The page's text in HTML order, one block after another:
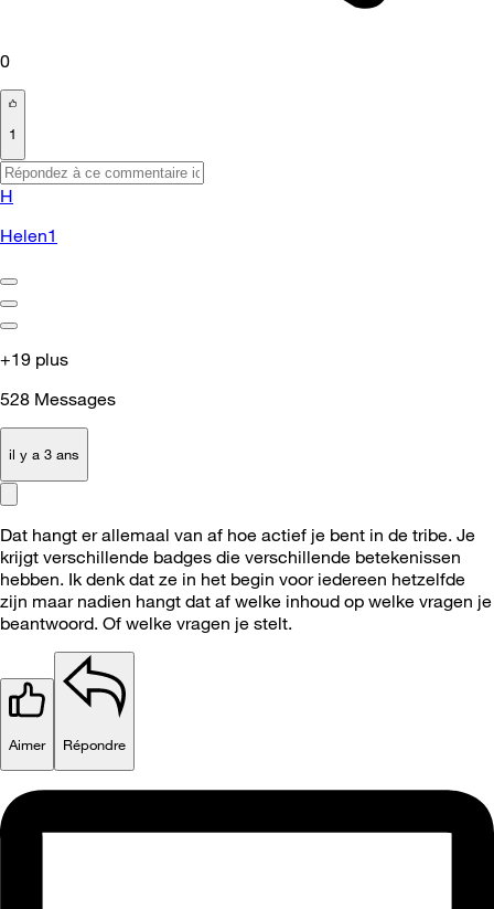
0
1
H
Helen1
+19 plus
528 Messages
il y a 3 ans
Dat hangt er allemaal van af hoe actief je bent in de tribe. Je
krijgt verschillende badges die verschillende betekenissen
hebben. Ik denk dat ze in het begin voor iedereen hetzelfde
zijn maar nadien hangt dat af welke inhoud op welke vragen je
beantwoord. Of welke vragen je stelt.
Aimer Répondre